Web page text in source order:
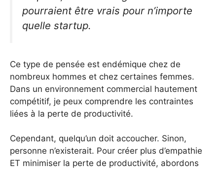
pourraient être vrais pour n’importe
quelle startup.
Ce type de pensée est endémique chez de
nombreux hommes et chez certaines femmes.
Dans un environnement commercial hautement
compétitif, je peux comprendre les contraintes
liées à la perte de productivité.
Cependant, quelqu’un doit accoucher. Sinon,
personne n’existerait. Pour créer plus d’empathie
ET minimiser la perte de productivité, abordons